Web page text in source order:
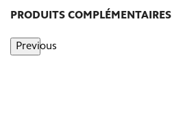
PRODUITS COMPLÉMENTAIRES
Previous